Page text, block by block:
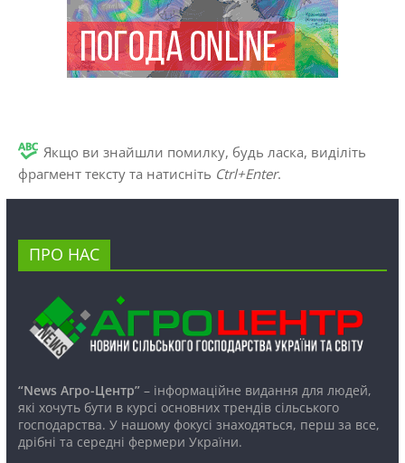
Якщо ви знайшли помилку, будь ласка, виділіть
фрагмент тексту та натисніть Ctrl+Enter.
ПРО НАС
“News Агро-Центр”– інформаційне видання для людей,
які хочуть бути в курсі основних трендів сільського
господарства. У нашому фокусі знаходяться, перш за все,
дрібні та середні фермери України.